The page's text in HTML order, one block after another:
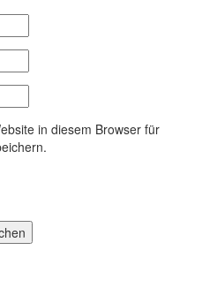
in diesem Browser für